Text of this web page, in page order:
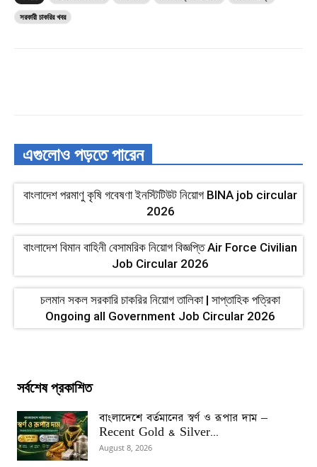
সরকারী চাকরির খবর
এগুলোও পড়তে পারেন
বাংলাদেশ পরমাণু কৃষি গবেষণা ইনস্টিটিউট নিয়োগ BINA job circular
2026
বাংলাদেশ বিমান বাহিনী বেসামরিক নিয়োগ বিজ্ঞপ্তি Air Force Civilian
Job Circular 2026
চলমান সকল সরকারি চাকরির নিয়োগ তালিকা | সাপ্তাহিক পত্রিকা
Ongoing all Government Job Circular 2026
সর্বশেষ প্রকাশিত
বাংলাদেশে বর্তমানের স্বর্ণ ও রূপার দাম –
Recent Gold & Silver...
August 8, 2026